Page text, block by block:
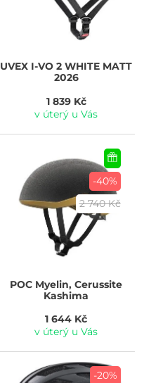
UVEX I-VO 2 WHITE MATT
2026
1 839 Kč
v úterý u Vás
-40%
2 740 Kč
POC Myelin, Cerussite
Kashima
1 644 Kč
v úterý u Vás
-20%